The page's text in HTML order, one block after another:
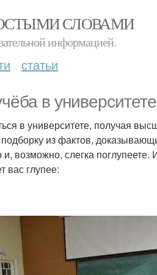
СЛОВАМИ
информацией.
статьи
в
в университете, получая
из фактов,
возможно, слегка
вас глупее: